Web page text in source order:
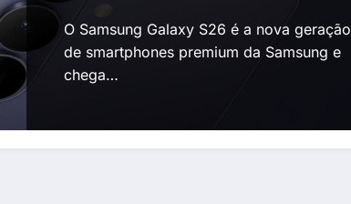
O Samsung Galaxy S26 é a nova geração
de smartphones premium da Samsung e
chega…